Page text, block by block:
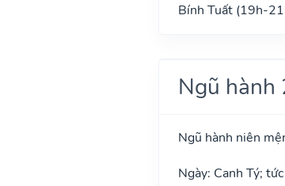
Bính Tuất (19h-
Ngũ
Ngũ hành niên
Ngày: Canh Tý;